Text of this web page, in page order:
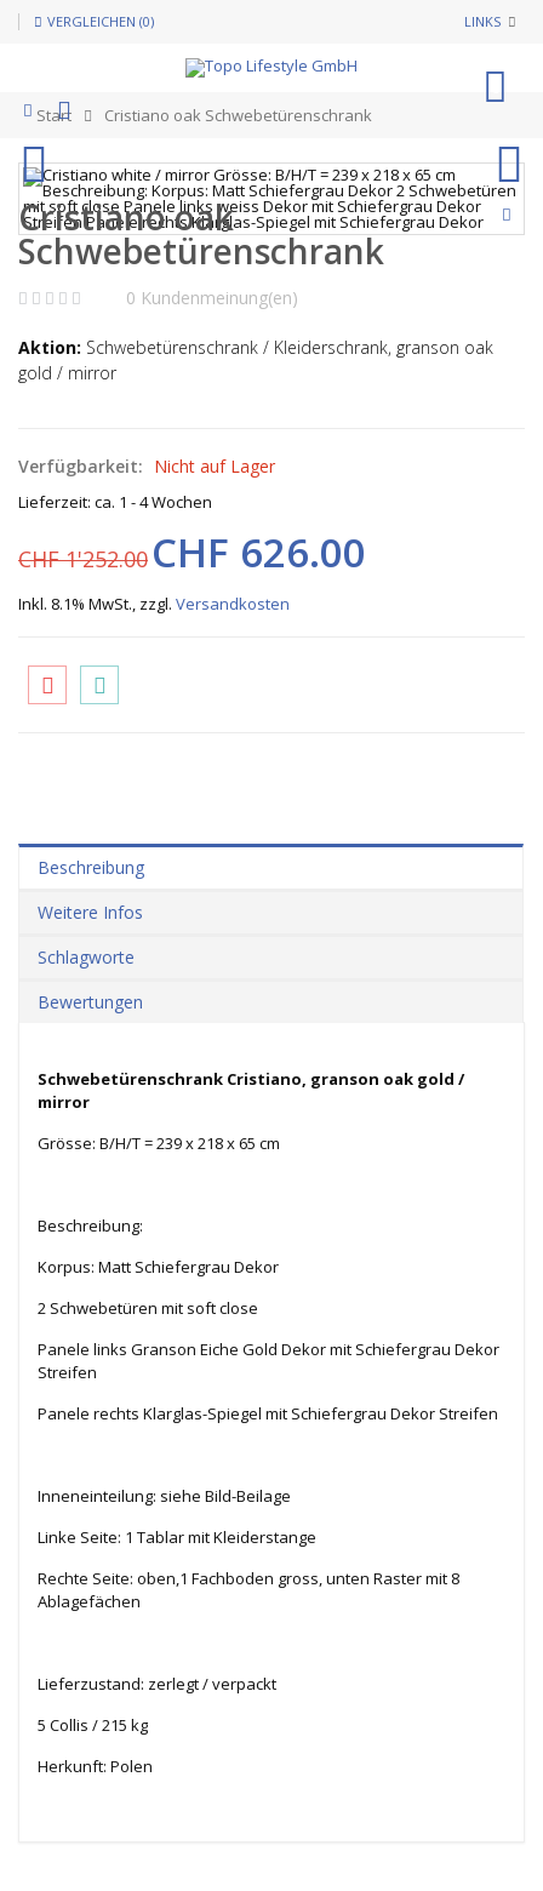
VERGLEICHEN (0) LINKS
Start Cristiano oak Schwebetürenschrank
Cristiano oak
Schwebetürenschrank
0 Kundenmeinung(en)
Aktion: Schwebetürenschrank / Kleiderschrank, granson oak
gold / mirror
Verfügbarkeit: Nicht auf Lager
Lieferzeit: ca. 1 - 4 Wochen
CHF 1'252.00 CHF 626.00
Inkl. 8.1% MwSt., zzgl. Versandkosten
Beschreibung
Weitere Infos
Schlagworte
Bewertungen
Schwebetürenschrank Cristiano, granson oak gold /
mirror
Grösse: B/H/T = 239 x 218 x 65 cm
Beschreibung:
Korpus: Matt Schiefergrau Dekor
2 Schwebetüren mit soft close
Panele links Granson Eiche Gold Dekor mit Schiefergrau Dekor
Streifen
Panele rechts Klarglas-Spiegel mit Schiefergrau Dekor Streifen
Inneneinteilung: siehe Bild-Beilage
Linke Seite: 1 Tablar mit Kleiderstange
Rechte Seite: oben,1 Fachboden gross, unten Raster mit 8
Ablagefächen
Lieferzustand: zerlegt / verpackt
5 Collis / 215 kg
Herkunft: Polen